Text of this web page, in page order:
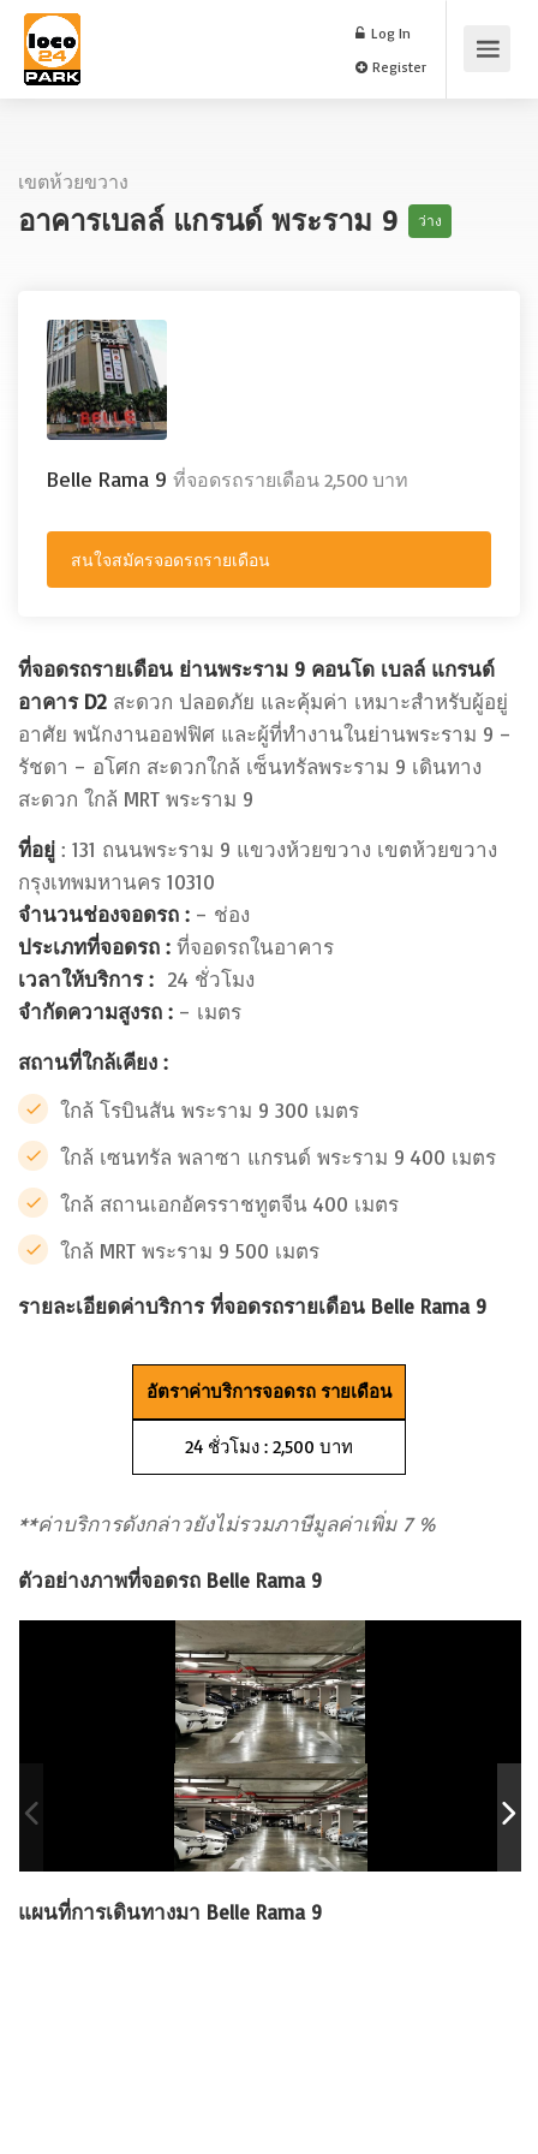
Log In
เขตห้วยขวาง
อาคารเบลล์ แกรนด์ พระราม 9 ว่าง
Belle Rama 9 ที่จอดรถรายเดือน 2,500 บาท
สนใจสมัครจอดรถรายเดือน
ที่จอดรถรายเดือน ย่านพระราม 9 คอนโด เบลล์ แกรนด์
อาคาร D2 สะดวก ปลอดภัย และคุ้มค่า เหมาะสำหรับผู้อยู่
อาศัย พนักงานออฟฟิศ และผู้ที่ทำงานในย่านพระราม 9 –
รัชดา – อโศก สะดวกใกล้ เซ็นทรัลพระราม 9 เดินทาง
สะดวก ใกล้ MRT พระราม 9
ที่อยู่ : 131 ถนนพระราม 9 แขวงห้วยขวาง เขตห้วยขวาง
กรุงเทพมหานคร 10310
จำนวนช่องจอดรถ : – ช่อง
ประเภทที่จอดรถ : ที่จอดรถในอาคาร
เวลาให้บริการ : 24 ชั่วโมง
จำกัดความสูงรถ : – เมตร
สถานที่ใกล้เคียง :
ใกล้ โรบินสัน พระราม 9 300 เมตร
ใกล้ เซนทรัล พลาซา แกรนด์ พระราม 9 400 เมตร
ใกล้ สถานเอกอัครราชทูตจีน 400 เมตร
ใกล้ MRT พระราม 9 500 เมตร
รายละเอียดค่าบริการ ที่จอดรถรายเดือน Belle Rama 9
อัตราค่าบริการจอดรถ รายเดือน
24 ชั่วโมง : 2,500 บาท
**ค่าบริการดังกล่าวยังไม่รวมภาษีมูลค่าเพิ่ม 7 %
ตัวอย่างภาพที่จอดรถ Belle Rama 9
แผนที่การเดินทางมา Belle Rama 9